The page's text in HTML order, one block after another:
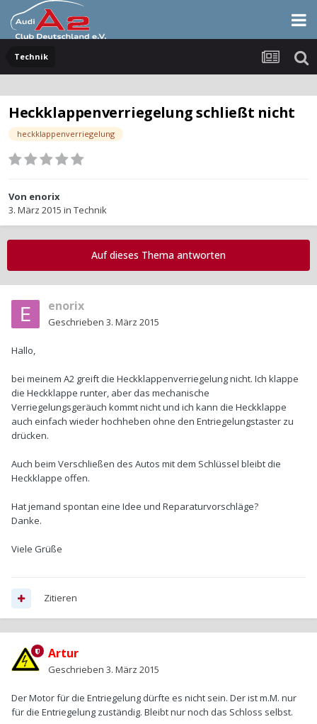
Technik
Heckklappenverriegelung schließt nicht
heckklappenverriegelung
Von enorix
3. März 2015 in Technik
Auf dieses Thema antworten
enorix
Geschrieben 3. März 2015
Hallo,
bei meinem A2 greift die Heckklappenverriegelung nicht. Ich klappe
die Heckklappe runter, aber das mechanische
Verriegelungsgeräuch kommt nicht und ich kann die Heckklappe
auch einfach wieder hochheben ohne den Entriegelungstaster zu
drücken.
Auch beim Verschließen des Autos mit dem Schlüssel bleibt die
Heckklappe offen.
Hat jemand spontan eine Idee und Reparaturvorschläge?
Danke.
Viele Grüße
Zitieren
Artur
Geschrieben 3. März 2015
Der Motor für die Entriegelung dürfte es nicht sein. Der ist m.M. nur
für die Entriegelung zuständig. Bleibt nur noch das Schloss selbst.